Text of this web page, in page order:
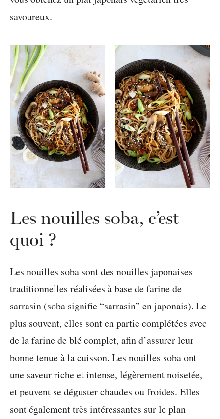
savoureux.
Les nouilles soba, c’est
quoi ?
Les nouilles soba sont des nouilles japonaises
traditionnelles réalisées à base de farine de
sarrasin (soba signifie “sarrasin” en japonais). Le
plus souvent, elles sont en partie complétées avec
de la farine de blé complet, afin d’assurer leur
bonne tenue à la cuisson. Les nouilles soba ont
une saveur riche et intense, légèrement noisetée,
et peuvent se déguster chaudes ou froides. Elles
sont également très intéressantes sur le plan